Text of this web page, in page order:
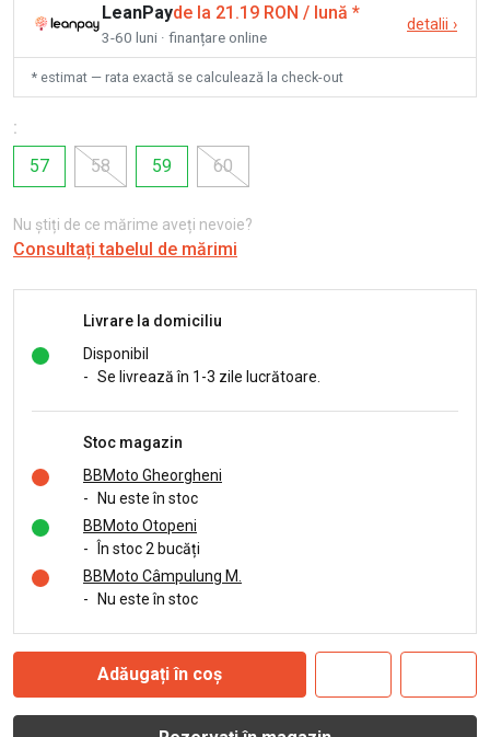
LeanPayde la 21.19 RON / lună *
3-60 luni · finanțare online
detalii ›
* estimat — rata exactă se calculează la check-out
:
57
58 59 60
Nu știți de ce mărime aveți nevoie?
Consultați tabelul de mărimi
Livrare la domiciliu
Disponibil
- Se livrează în 1-3 zile lucrătoare.
Stoc magazin
BBMoto Gheorgheni
-
Nu este în stoc
BBMoto Otopeni
-
În stoc 2 bucăți
BBMoto Câmpulung M.
-
Nu este în stoc
Adăugați în coș